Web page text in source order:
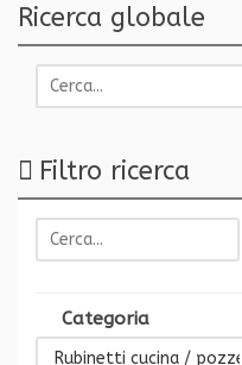
Ricerca globale
Filtro ricerca
Categoria